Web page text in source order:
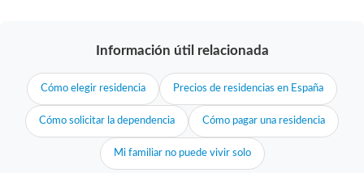
Información útil relacionada
Cómo elegir residencia Precios de residencias en España
Cómo solicitar la dependencia Cómo pagar una residencia
Mi familiar no puede vivir solo